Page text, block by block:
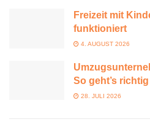
Freizeit mit
funktioniert
4. AUGUST 2026
So geht’s richtig
28. JULI 2026